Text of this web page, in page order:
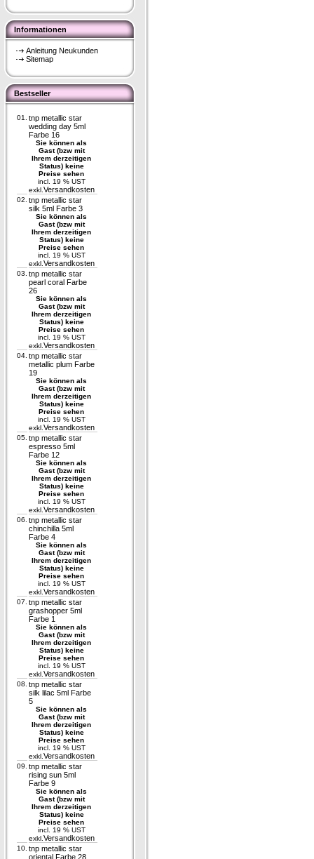
Informationen
Anleitung Neukunden
Sitemap
Bestseller
01.
tnp metallic star
wedding day 5ml
Farbe 16
Sie können als
Gast (bzw mit
Ihrem derzeitigen
Status) keine
Preise sehen
incl. 19 % UST
exkl. Versandkosten
02. tnp metallic star
silk 5ml Farbe 3
Sie können als
Gast (bzw mit
Ihrem derzeitigen
Status) keine
Preise sehen
incl. 19 % UST
exkl. Versandkosten
03. tnp metallic star
pearl coral Farbe
26
Sie können als
Gast (bzw mit
Ihrem derzeitigen
Status) keine
Preise sehen
incl. 19 % UST
exkl. Versandkosten
04. tnp metallic star
metallic plum Farbe
19
Sie können als
Gast (bzw mit
Ihrem derzeitigen
Status) keine
Preise sehen
incl. 19 % UST
exkl. Versandkosten
05. tnp metallic star
espresso 5ml
Farbe 12
Sie können als
Gast (bzw mit
Ihrem derzeitigen
Status) keine
Preise sehen
incl. 19 % UST
exkl. Versandkosten
06. tnp metallic star
chinchilla 5ml
Farbe 4
Sie können als
Gast (bzw mit
Ihrem derzeitigen
Status) keine
Preise sehen
incl. 19 % UST
exkl. Versandkosten
07. tnp metallic star
grashopper 5ml
Farbe 1
Sie können als
Gast (bzw mit
Ihrem derzeitigen
Status) keine
Preise sehen
incl. 19 % UST
exkl. Versandkosten
08. tnp metallic star
silk lilac 5ml Farbe
5
Sie können als
Gast (bzw mit
Ihrem derzeitigen
Status) keine
Preise sehen
incl. 19 % UST
exkl. Versandkosten
09. tnp metallic star
rising sun 5ml
Farbe 9
Sie können als
Gast (bzw mit
Ihrem derzeitigen
Status) keine
Preise sehen
incl. 19 % UST
exkl. Versandkosten
10. tnp metallic star
oriental Farbe 28